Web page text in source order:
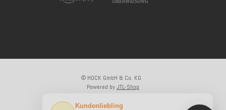
© HOCK GmbH & Co. KG
Powered byJTL-Shop
Kundenliebling ×